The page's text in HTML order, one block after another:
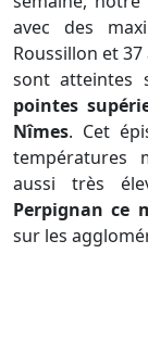
avec des
Roussillon et 37
sont atteintes
pointes
Nîmes. Cet
températures
aussi très
Perpignan ce
sur les